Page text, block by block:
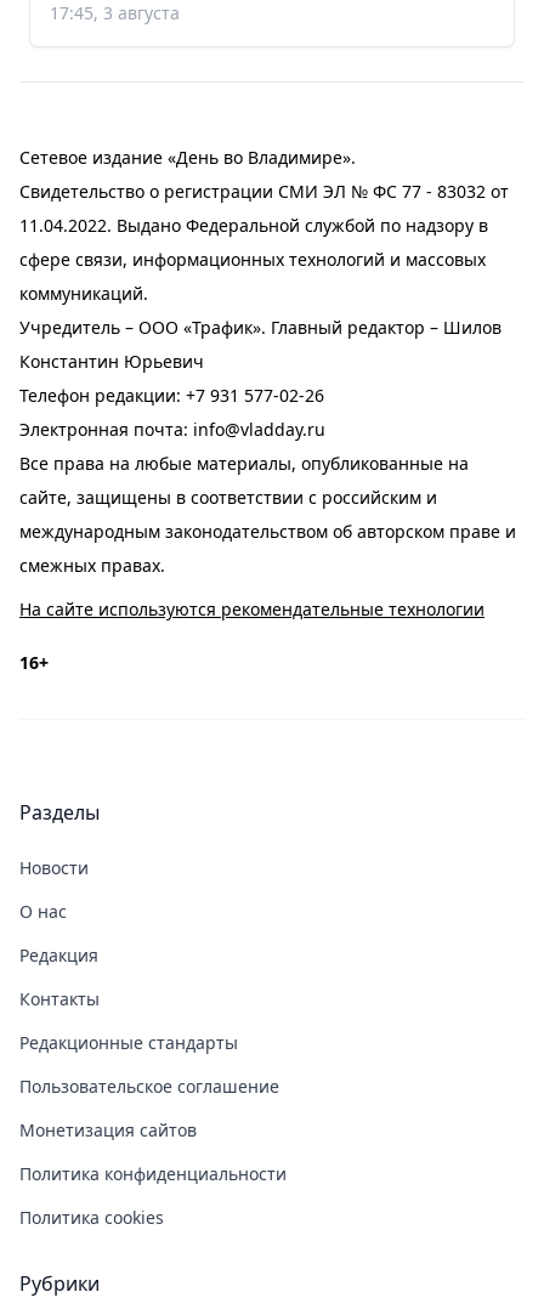
17:45, 3 августа
Сетевое издание «День во Владимире».
Свидетельство о регистрации СМИ ЭЛ № ФС 77 - 83032 от
11.04.2022. Выдано Федеральной службой по надзору в
сфере связи, информационных технологий и массовых
коммуникаций.
Учредитель – ООО «Трафик». Главный редактор – Шилов
Константин Юрьевич
Телефон редакции: +7 931 577-02-26
Электронная почта: info@vladday.ru
Все права на любые материалы, опубликованные на
сайте, защищены в соответствии с российским и
международным законодательством об авторском праве и
смежных правах.
На сайте используются рекомендательные технологии
16+
Разделы
Новости
О нас
Редакция
Контакты
Редакционные стандарты
Пользовательское соглашение
Монетизация сайтов
Политика конфиденциальности
Политика cookies
Рубрики